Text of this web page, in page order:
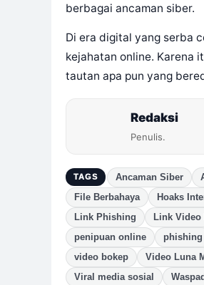
berbagai ancaman siber.
Di era digital yang serba
kejahatan online. Karena
tautan apa pun yang
Redaksi
Penulis.
TAGS Ancaman Siber
File Berbahaya
Hoaks
Link Phishing
Link Video
penipuan online
phishing
video bokep
Video Luna
Viral media sosial